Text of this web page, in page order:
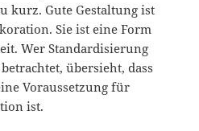
kurz. Gute Gestaltung ist
Sie ist eine Form
Wer Standardisierung
übersieht, dass
Voraussetzung für
ist.